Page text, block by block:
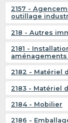
2157 -
outillage
218 - Autres
2181 -
2182 - Matériel
2183 - Matériel
2184 - Mobilier
2186 -